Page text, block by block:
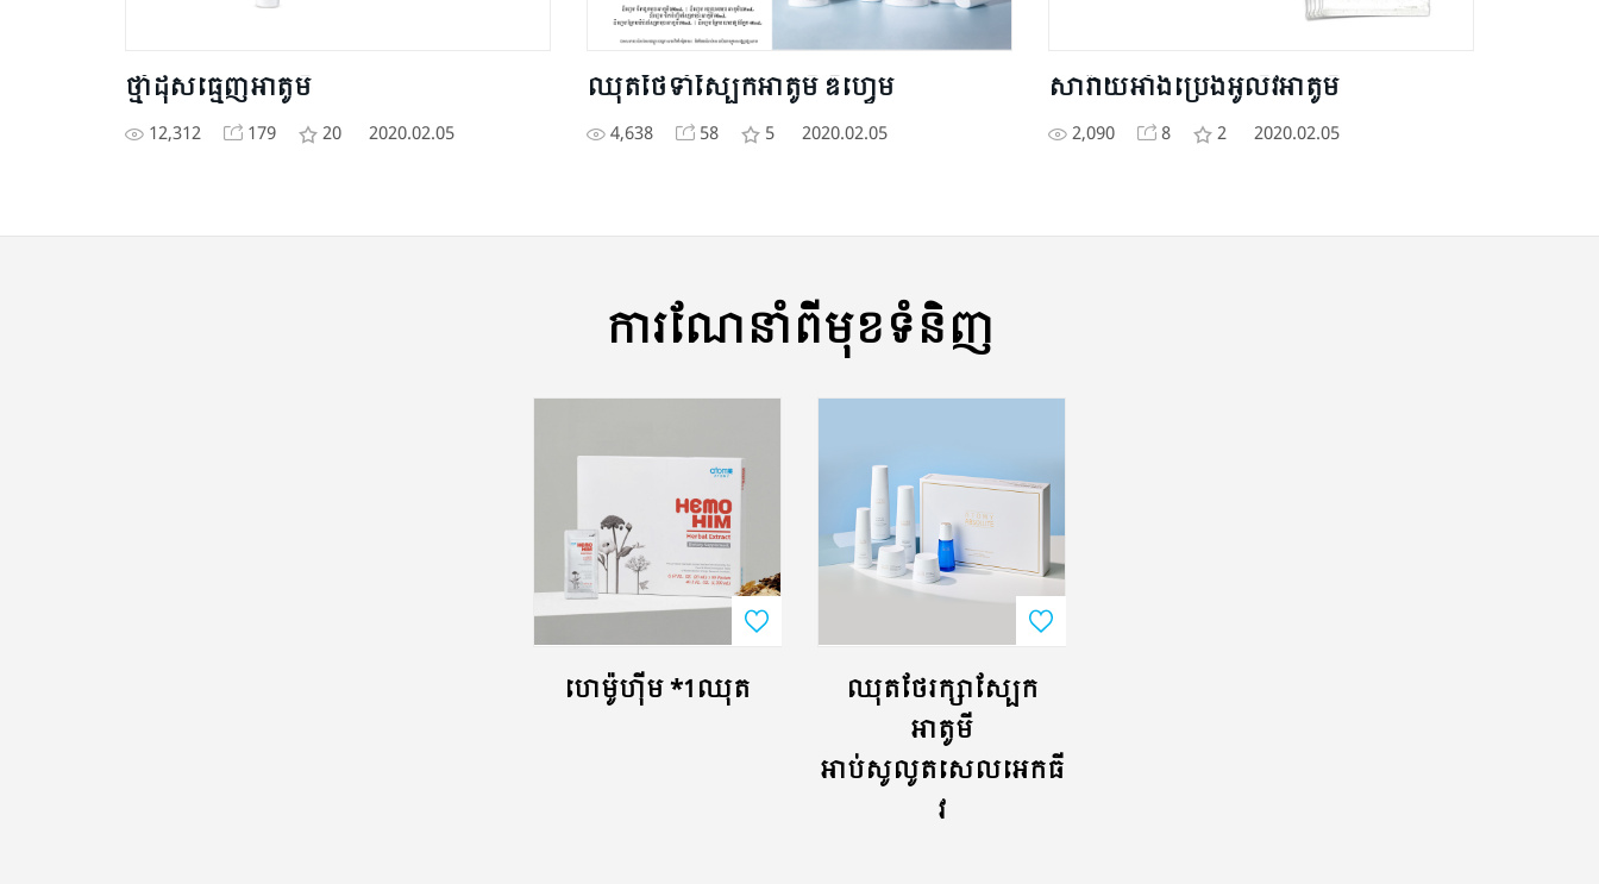
ថ្មាំ​ដុស​ធ្មេញ​អាតូមី
12,312 179 20 2020.02.05
ឈុត​ថែ​ទាំ​ស្បែក​អាតូមី ឌឺហ្វេម
4,638 58 5 2020.02.05
សារ៉ាយ​អាំង​ប្រេង​អូលីវ​អាតូមី
2,090 8 2 2020.02.05
ការណែនាំពីមុខទំនិញ
ហេម៉ូហ៊ីម *1ឈុត
ឈុតថែរក្សាស្បែក
អាតូមី
អាប់សូលូតសេលអេកធី
វ